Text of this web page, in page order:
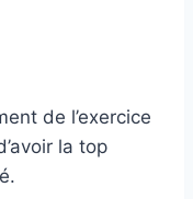
de l’exercice
la top